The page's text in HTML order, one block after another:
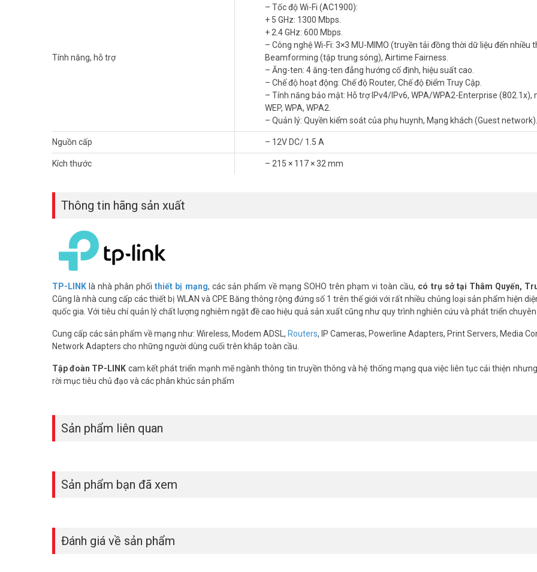
Mạng nhà chậm, con cái dùng internet không kiểm soát được?Router WiFi TP-Link
Băng thông AC1900, MU-MIMO 3×3 truyền tải đồng thời đến nhiều thiết bị. Không còn cảnh tranh băng thông giờ cao điểm cả
Tính năng kiểm soát phụ huynh và mạng khách tích hợp sẵn. Quản lý internet gia đình dễ dàng, an toàn hơn mỗi ngày.
Thông số kỹ thuật Router Wi-Fi MU-MIMO AC1900 TP-LINK Archer C80
– Cổng kết nối: 1 cổng WAN Gigabit + 4 cổng LAN Gigabit (tốc độ tối đa 1000Mbps).
– Chuẩn Wi-Fi: IEEE 802.11ac/n/a (5 GHz), IEEE 802.11n/b/g (2.4 GHz).
– Tốc độ Wi-Fi (AC1900):
– Công nghệ Wi-Fi: 3×3 MU-MIMO (truyền tải đồng thời dữ liệu đến nhiều thiết bị), Beamforming (tập trung sóng), Airtime Fairness.
– Ăng-ten: 4 ăng-ten đẳng hướng cố định, hiệu suất cao.
– Chế độ hoạt động: Chế độ Router, Chế độ Điểm Truy Cập.
– Tính năng bảo mật: Hỗ trợ IPv4/IPv6, WPA/WPA2-Enterprise (802.1x), mã hóa WEP, WPA, WPA2.
– Quản lý: Quyền kiểm soát của phụ huynh, Mạng khách (Guest network).
– Nguồn cấp: 12V DC/ 1.5 A
– Kích thước: 215 × 117 × 32 mm
– Sản xuất và thương hiệu tại Trung Quốc.
– Chứng nhận FCC, CE, RoHS
– Bảo hành chính hãng 24 tháng.
Hỏi đáp về sản phẩm – (FAQ)
Router Archer C80 có phù hợp cho gia đình nhiều thiết bị không?
Rất phù hợp. MU-MIMO 3×3 xử lý nhiều thiết bị kết nối đồng thời. Băng thông AC1900 đảm bảo tốc độ ổn định cho cả nhà.
Archer C80 có hỗ trợ mạng khách riêng không?
Router TP-Link Archer C80 có bảo mật tốt không?
Tốt. Hỗ trợ WPA2-Enterprise chuẩn 802.1x và mã hóa WPA2. Phù hợp cả hộ gia đình lẫn văn phòng nhỏ cần bảo mật cao.
Có, Archer C80 hoạt động được ở chế độ Điểm Truy Cập. Dễ tích hợp vào hệ thống mạng có sẵn mà không cần thay đổi nhiều.
Tính năng, hỗ trợ
– Tốc độ Wi-Fi (AC1900):
+ 5 GHz: 1300 Mbps.
+ 2.4 GHz: 600 Mbps.
– Công nghệ Wi-Fi: 3×3 MU-MIMO (truyền tải đồng thời dữ liệu đến nhiều
Beamforming (tập trung sóng), Airtime Fairness.
– Ăng-ten: 4 ăng-ten đẳng hướng cố định, hiệu suất cao.
– Chế độ hoạt động: Chế độ Router, Chế độ Điểm Truy Cập.
– Tính năng bảo mật: Hỗ trợ IPv4/IPv6, WPA/WPA2-Enterprise (802.1x),
WEP, WPA, WPA2.
– Quản lý: Quyền kiểm soát của phụ huynh, Mạng khách (Guest network).
Nguồn cấp – 12V DC/ 1.5 A
Kích thước – 215 × 117 × 32 mm
Thông tin hãng sản xuất
TP-LINK là nhà phân phốithiết bị mạng, các sản phẩm về mạng SOHO trên phạm vi toàn cầu, có trụ sở tại Thâm Quyến,
Cũng là nhà cung cấp các thiết bị WLAN và CPE Băng thông rộng đứng số 1 trên thế giới với rất nhiều chủng loại sản phẩm hiện
quốc gia. Với tiêu chí quản lý chất lượng nghiêm ngặt đề cao hiệu quả sản xuất cũng như quy trình nghiên cứu và phát triển chuyên
Cung cấp các sản phẩm về mạng như: Wireless, Modem ADSL, Routers, IP Cameras, Powerline Adapters, Print Servers, Media
Network Adapters cho những người dùng cuối trên khắp toàn cầu.
Tập đoàn TP-LINK cam kết phát triển mạnh mẽ ngành thông tin truyền thông và hệ thống mạng qua việc liên tục cải thiện
rời mục tiêu chủ đạo và các phân khúc sản phẩm
Sản phẩm liên quan
Sản phẩm bạn đã xem
Đánh giá về sản phẩm